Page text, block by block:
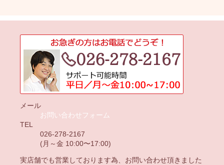
メール
お問い合わせフォーム
TEL
026-278-2167
(月～金 10:00〜17:00)
実店舗でも営業しております為、お問い合わせ頂きました